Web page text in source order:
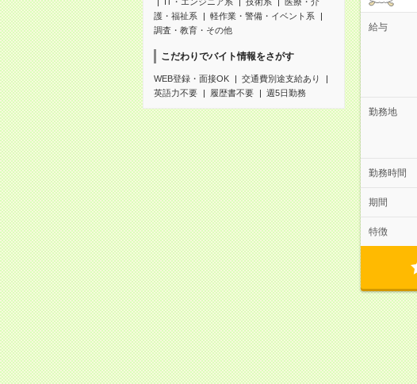
護・福祉系
軽作業・警備・イベント系
調査・教育・その他
こだわりでバイト情報をさがす
WEB登録・面接OK
交通費別途支給あり
英語力不要
履歴書不要 週5日勤務
給与
勤務地
勤務時間
期間
特徴